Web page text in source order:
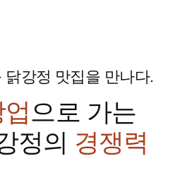
닭강정 맛집을 만나다.
으로 가는
정의 경쟁력